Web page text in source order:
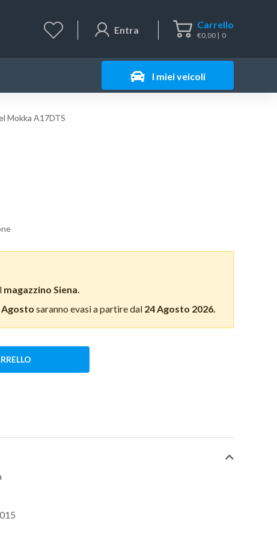
Carrello
€0,00 0
Entra
I miei veicoli
Mokka A17DTS
magazzino Siena.
Agosto saranno evasi a partire dal 24 Agosto 2026.